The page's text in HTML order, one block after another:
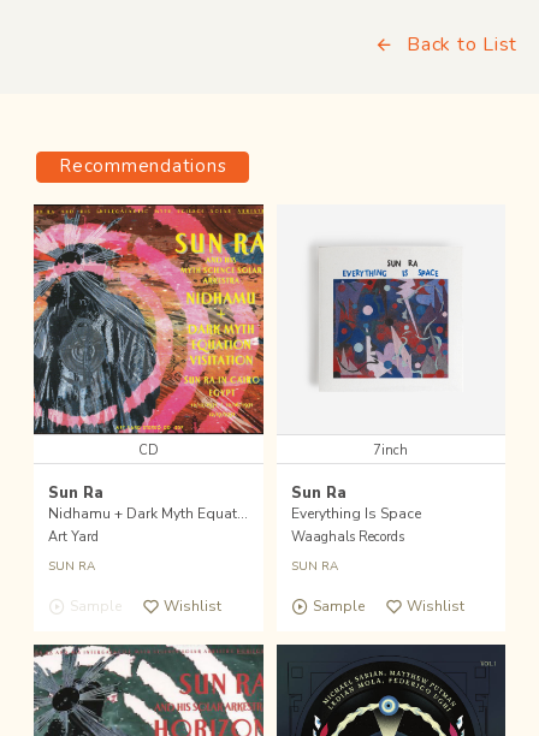
Back to List
Recommendations
CD
Sun Ra
Nidhamu + Dark Myth Equation Visitation
Art Yard
SUN RA
Sample Wishlist
7inch
Sun Ra
Everything Is Space
Waaghals Records
SUN RA
Sample Wishlist